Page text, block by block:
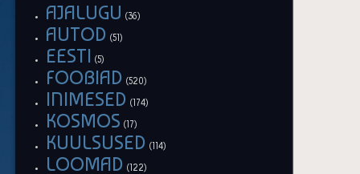
AJALUGU (36)
AUTOD (51)
EESTI (5)
FOOBIAD (520)
INIMESED (174)
KOSMOS (17)
KUULSUSED (114)
LOOMAD (122)